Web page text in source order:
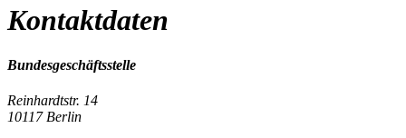
Kontaktdaten
Bundesgeschäftsstelle
Reinhardtstr. 14
10117 Berlin